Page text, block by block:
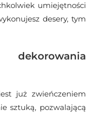
umiejętności
desery, tym
już zwieńczeniem
sztuką, pozwalającą